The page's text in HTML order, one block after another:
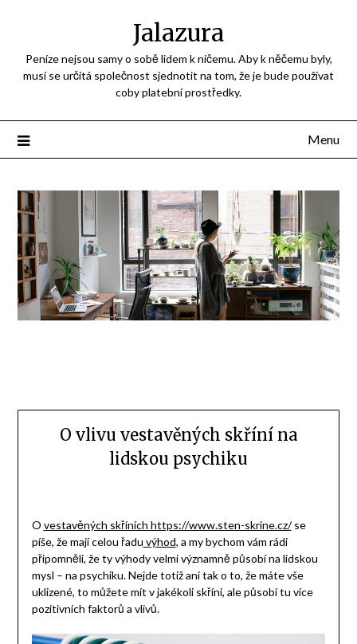
Jalazura
Peníze nejsou samy o sobě lidem k ničemu. Aby k něčemu byly,
musí se určitá společnost sjednotit na tom, že je bude používat
coby platební prostředky.
Menu
O vlivu vestavěných skříní na
lidskou psychiku
O vestavěných skříních https://www.sten-skrine.cz/se
píše, že mají celou řadu výhod, a my bychom vám rádi
připomněli, že ty výhody velmi významně působí na lidskou
mysl – na psychiku. Nejde totiž ani tak o to, že máte vše
uklizené, to můžete mít v jakékoli skříni, ale působí tu více
pozitivních faktorů a vlivů.